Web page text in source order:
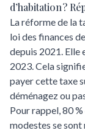
d’habitation ?
La réforme de la
loi des finances
depuis 2021. Elle
2023. Cela
payer cette taxe
déménagez ou
Pour rappel, 80
modestes se sont